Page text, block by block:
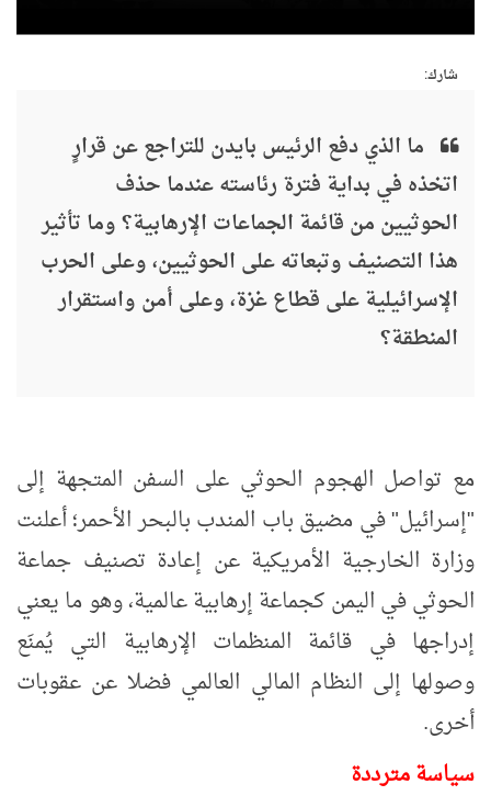
شارك:
ما الذي دفع الرئيس بايدن للتراجع عن قرارٍ
اتخذه في بداية فترة رئاسته عندما حذف
الحوثيين من قائمة الجماعات الإرهابية؟ وما تأثير
هذا التصنيف وتبعاته على الحوثيين، وعلى الحرب
الإسرائيلية على قطاع غزة، وعلى أمن واستقرار
المنطقة؟
مع تواصل الهجوم الحوثي على السفن المتجهة إلى
"إسرائيل" في مضيق باب المندب بالبحر الأحمر؛ أعلنت
وزارة الخارجية الأمريكية عن إعادة تصنيف جماعة
الحوثي في اليمن كجماعة إرهابية عالمية، وهو ما يعني
إدراجها في قائمة المنظمات الإرهابية التي يُمنَع
وصولها إلى النظام المالي العالمي فضلا عن عقوبات
أخرى.
سياسة مترددة